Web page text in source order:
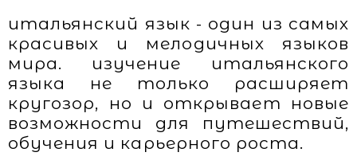
итальянский язык - один из самых
красивых и мелодичных языков
мира. изучение итальянского
языка не только расширяет
кругозор, но и открывает новые
возможности для путешествий,
обучения и карьерного роста.